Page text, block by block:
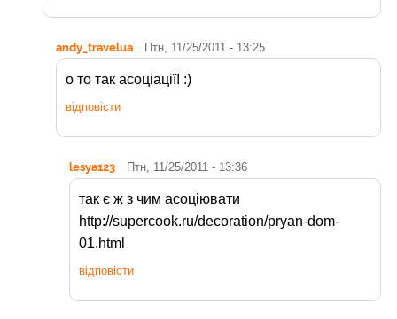
andy_travelua Птн, 11/25/2011 - 13:25
о то так асоціації! :)
відповісти
lesya123 Птн, 11/25/2011 - 13:36
так є ж з чим асоціювати
http://supercook.ru/decoration/pryan-dom-
01.html
відповісти